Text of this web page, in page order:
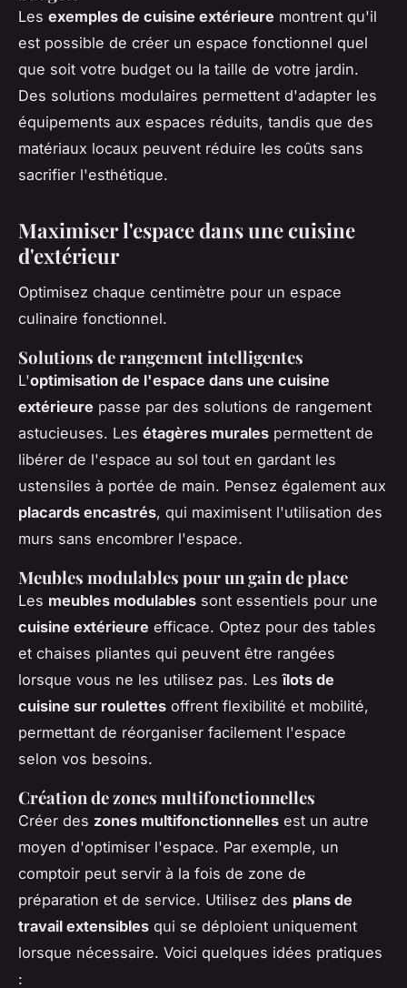
Les exemples de cuisine extérieure montrent qu'il
est possible de créer un espace fonctionnel quel
que soit votre budget ou la taille de votre jardin.
Des solutions modulaires permettent d'adapter les
équipements aux espaces réduits, tandis que des
matériaux locaux peuvent réduire les coûts sans
sacrifier l'esthétique.
Maximiser l'espace dans une cuisine
d'extérieur
Optimisez chaque centimètre pour un espace
culinaire fonctionnel.
Solutions de rangement intelligentes
L'optimisation de l'espace dans une cuisine
extérieure passe par des solutions de rangement
astucieuses. Les étagères murales permettent de
libérer de l'espace au sol tout en gardant les
ustensiles à portée de main. Pensez également aux
placards encastrés, qui maximisent l'utilisation des
murs sans encombrer l'espace.
Meubles modulables pour un gain de place
Les meubles modulables sont essentiels pour une
cuisine extérieure efficace. Optez pour des tables
et chaises pliantes qui peuvent être rangées
lorsque vous ne les utilisez pas. Lesîlots de
cuisine sur roulettes offrent flexibilité et mobilité,
permettant de réorganiser facilement l'espace
selon vos besoins.
Création de zones multifonctionnelles
Créer des zones multifonctionnelles est un autre
moyen d'optimiser l'espace. Par exemple, un
comptoir peut servir à la fois de zone de
préparation et de service. Utilisez des plans de
travail extensibles qui se déploient uniquement
lorsque nécessaire. Voici quelques idées pratiques
: